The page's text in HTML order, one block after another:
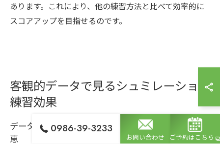
あります。これにより、他の練習方法と比べて効率的に
スコアアップを目指せるのです。
客観的データで見るシュミレーション
練習効果
データ分析で明らかになるシュミレーションゴルフ恩
恵
0986-39-3233
お問い合わせ ご予約はこちら